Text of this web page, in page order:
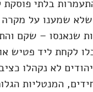
בלתי פוסקת
שמענו על מקרה
שנאנסו – שקם
לקחת ליד פטיש או
לא נקהלו
המנטליות